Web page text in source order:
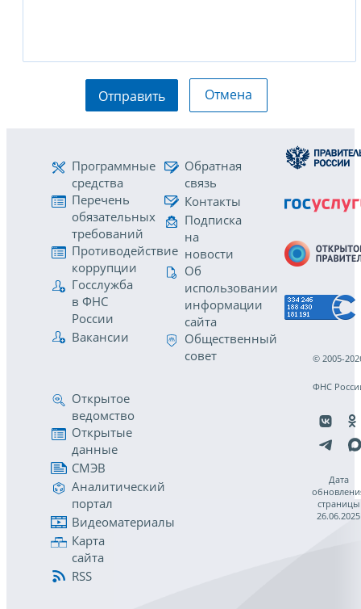
Отправить Отмена
Программные
средства
Перечень
обязательных
требований
Противодействие
коррупции
Госслужба
в ФНС
России
Вакансии
Обратная
связь
Контакты
Подписка
на
новости
Об
использовании
информации
сайта
Общественный
совет
Открытое
ведомство
Открытые
данные
СМЭВ
Аналитический
портал
Видеоматериалы
Карта
сайта
RSS
© 2005-
ФНС
Дата
страницы
26.06.2025